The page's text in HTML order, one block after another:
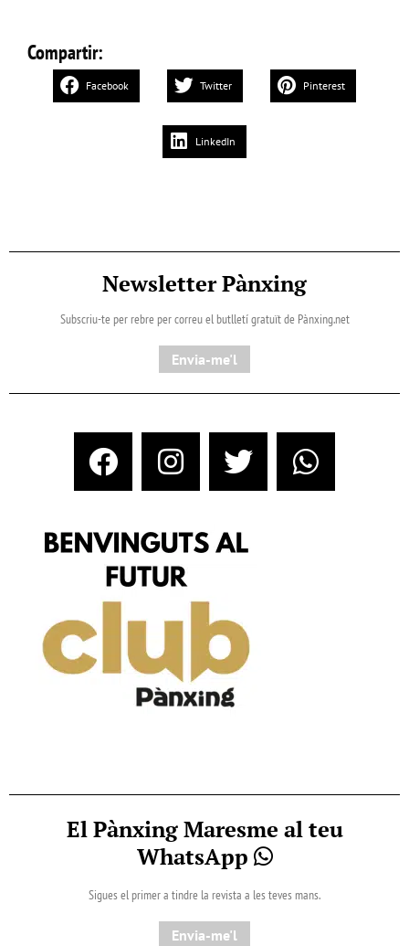
Compartir:
Facebook Twitter Pinterest
LinkedIn
Newsletter Pànxing
Subscriu-te per rebre per correu el butlletí gratuït de Pànxing.net​
Envia-me'l
El Pànxing Maresme al teu
WhatsApp
Sigues el primer a tindre la revista a les teves mans.
Envia-me'l